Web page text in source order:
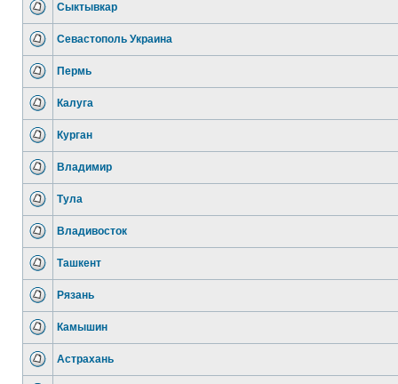
Сыктывкар
Севастополь Украина
Пермь
Калуга
Курган
Владимир
Тула
Владивосток
Ташкент
Рязань
Камышин
Астрахань